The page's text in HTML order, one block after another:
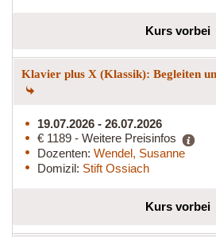
Kurs vorbei
Klavier plus X (Klassik): Begleiten
19.07.2026 - 26.07.2026
€ 1189 - Weitere Preisinfos
Dozenten: Wendel, Susanne
Domizil: Stift Ossiach
Kurs vorbei